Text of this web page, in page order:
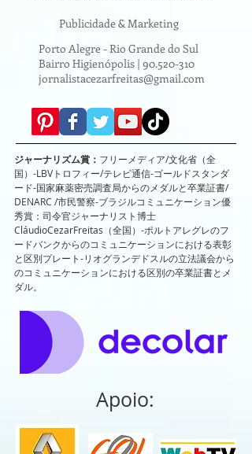
Publicidade & Marketing
Porto Alegre - Rio Grande do Sul
Bairro Higienópolis | 90.520-310
jornalistacezarfreitas@gmail.com
ジャーナリズム賞： フリーメディア/文化省（全
国）-LBVトロフィー/テレビ通信-ゴールドスタンダ
ード-国家麻薬密売調査局からのメダルと卒業証書/
DENARC /市民警察-ブラジルコミュニケーション優
秀賞：司令官ジャーナリスト博士
CláudioCezarFreitas（全国）-ポルトアレグレのフ
ードバンクからのコミュニケーションにおける表彰
と区別プレート-リオグランデドスルの立法議会から
のコミュニケーションにおける区別の卒業証書とメ
ダル。
Apoio: